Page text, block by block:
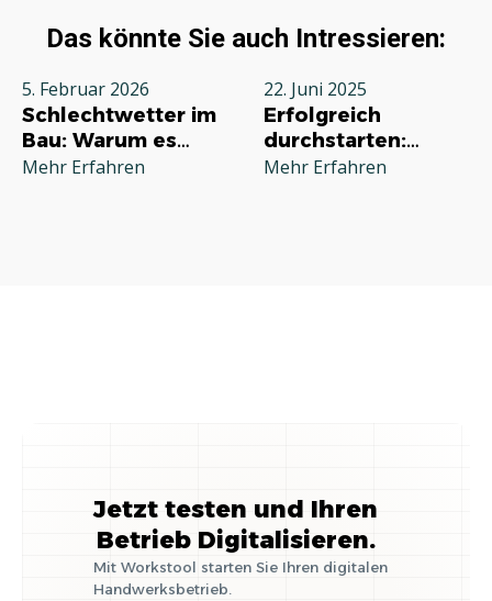
Das könnte Sie auch Intressieren:
5. Februar 2026
Schlechtwetter im
Bau: Warum es
jeden Betrieb
Mehr Erfahren
22. Juni 2025
Erfolgreich
durchstarten:
Deine
Mehr Erfahren
Jetzt testen und Ihren
Betrieb Digitalisieren.
Mit Workstool starten Sie Ihren digitalen
Handwerksbetrieb.